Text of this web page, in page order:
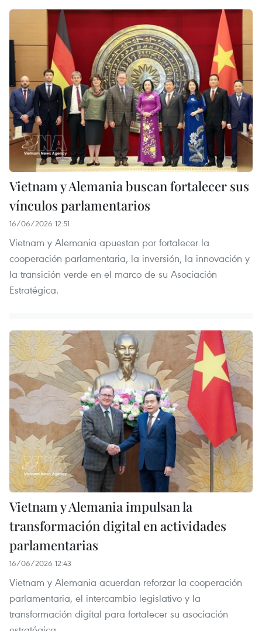
Vietnam y Alemania buscan fortalecer sus
vínculos parlamentarios
16/06/2026 12:51
Vietnam y Alemania apuestan por fortalecer la
cooperación parlamentaria, la inversión, la innovación y
la transición verde en el marco de su Asociación
Estratégica.
Vietnam y Alemania impulsan la
transformación digital en actividades
parlamentarias
16/06/2026 12:43
Vietnam y Alemania acuerdan reforzar la cooperación
parlamentaria, el intercambio legislativo y la
transformación digital para fortalecer su asociación